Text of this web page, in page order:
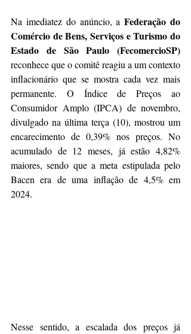
Na imediatez do anúncio, a Federação do
Comércio de Bens, Serviços e Turismo do
Estado de São Paulo (FecomercioSP)
reconhece que o comitê reagiu a um contexto
inflacionário que se mostra cada vez mais
permanente. O Índice de Preços ao
Consumidor Amplo (IPCA) de novembro,
divulgado na última terça (10), mostrou um
encarecimento de 0,39% nos preços. No
acumulado de 12 meses, já estão 4,82%
maiores, sendo que a meta estipulada pelo
Bacen era de uma inflação de 4,5% em
2024.
Nesse sentido, a escalada dos preços já